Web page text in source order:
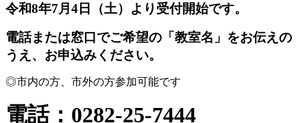
令和8年7月4 日（土）より受付開始です。
電話または窓口でご希望の「教室名」をお伝えの
うえ、お申込みください。
◎市内の方、市外の方参加可能です
電話：0282-25-7444